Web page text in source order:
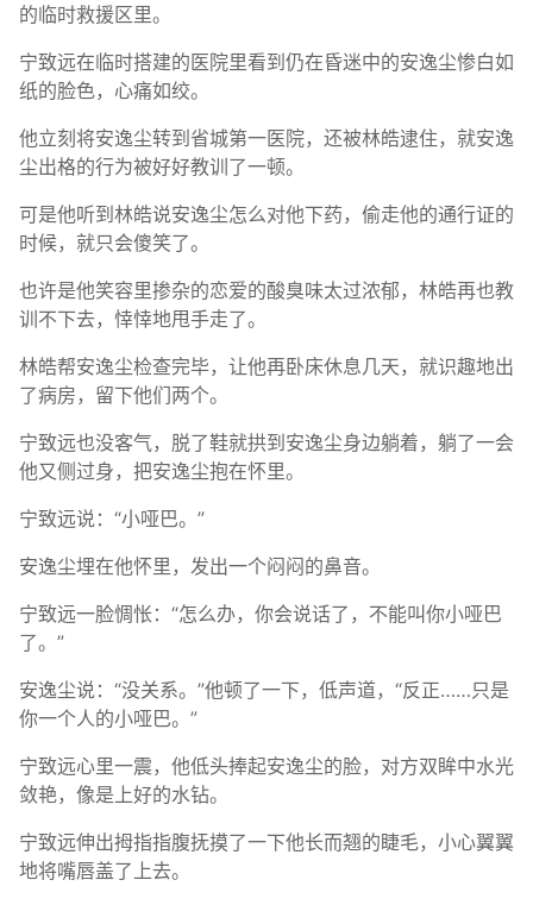
的临时救援区里。
宁致远在临时搭建的医院里看到仍在昏迷中的安逸尘惨白如
纸的脸色，心痛如绞。
他立刻将安逸尘转到省城第一医院，还被林皓逮住，就安逸
尘出格的行为被好好教训了一顿。
可是他听到林皓说安逸尘怎么对他下药，偷走他的通行证的
时候，就只会傻笑了。
也许是他笑容里掺杂的恋爱的酸臭味太过浓郁，林皓再也教
训不下去，悻悻地甩手走了。
林皓帮安逸尘检查完毕，让他再卧床休息几天，就识趣地出
了病房，留下他们两个。
宁致远也没客气，脱了鞋就拱到安逸尘身边躺着，躺了一会
他又侧过身，把安逸尘抱在怀里。
宁致远说：“小哑巴。”
安逸尘埋在他怀里，发出一个闷闷的鼻音。
宁致远一脸惆怅：“怎么办，你会说话了，不能叫你小哑巴
了。”
安逸尘说：“没关系。”他顿了一下，低声道，“反正……只是
你一个人的小哑巴。”
宁致远心里一震，他低头捧起安逸尘的脸，对方双眸中水光
敛艳，像是上好的水钻。
宁致远伸出拇指指腹抚摸了一下他长而翘的睫毛，小心翼翼
地将嘴唇盖了上去。